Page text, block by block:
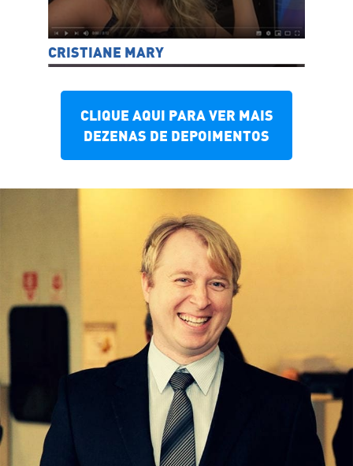
CRISTIANE MARY
BRUNA ZANATTA
CRISTINE SANTOS
CLIQUE AQUI PARA VER MAIS
DEZENAS DE DEPOIMENTOS